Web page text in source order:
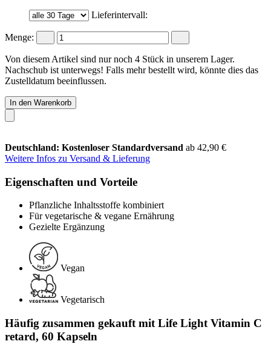
Lieferintervall:
Menge:
Von diesem Artikel sind nur noch 4 Stück in unserem Lager.
Nachschub ist unterwegs! Falls mehr bestellt wird, könnte dies das
Zustelldatum beeinflussen.
In den Warenkorb
Deutschland: Kostenloser Standardversand ab 42,90 €
Weitere Infos zu Versand & Lieferung
Eigenschaften und Vorteile
Pflanzliche Inhaltsstoffe kombiniert
Für vegetarische & vegane Ernährung
Gezielte Ergänzung
Vegan
Vegetarisch
Häufig zusammen gekauft mit Life Light Vitamin C
retard, 60 Kapseln